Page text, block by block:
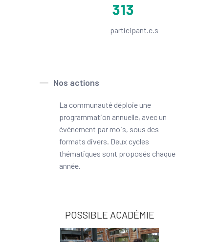
313
participant.e.s
Nos actions
La communauté déploie une
programmation annuelle, avec un
événement par mois, sous des
formats divers. Deux cycles
thématiques sont proposés chaque
année.
POSSIBLE ACADÉMIE